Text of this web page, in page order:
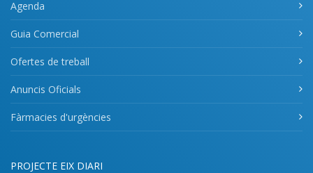
Agenda
Guia Comercial
Ofertes de treball
Anuncis Oficials
Fàrmacies d'urgències
PROJECTE EIX DIARI